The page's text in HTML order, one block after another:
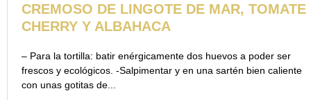
CREMOSO DE LINGOTE DE MAR, TOMATE
CHERRY Y ALBAHACA
– Para la tortilla: batir enérgicamente dos huevos a poder ser
frescos y ecológicos. -Salpimentar y en una sartén bien caliente
con unas gotitas de...